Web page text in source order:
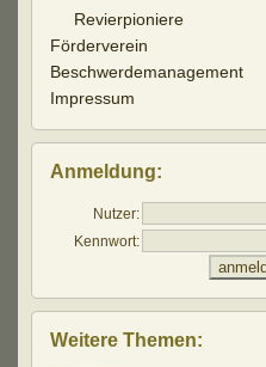
Revierpioniere
Förderverein
Beschwerdemanagement
Impressum
Anmeldung:
Nutzer:
Kennwort:
Weitere Themen: